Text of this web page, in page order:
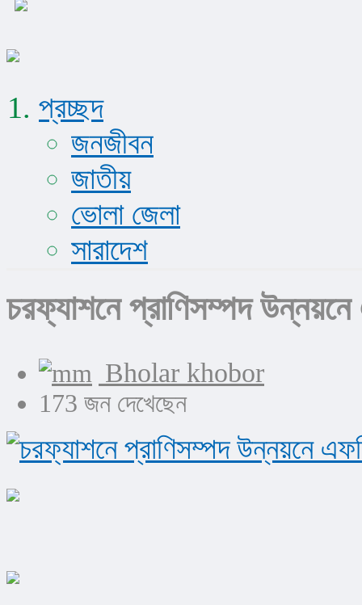
প্রচ্ছদ
জনজীবন
জাতীয়
ভোলা জেলা
সারাদেশ
চরফ্যাশনে প্রাণিসম্পদ
Bholar khobor
173 জন দেখেছেন